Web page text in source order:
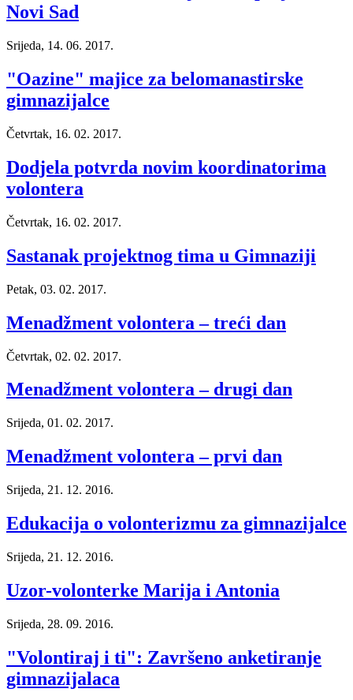
Novi Sad
Srijeda, 14. 06. 2017.
"Oazine" majice za belomanastirske
gimnazijalce
Četvrtak, 16. 02. 2017.
Dodjela potvrda novim koordinatorima
volontera
Četvrtak, 16. 02. 2017.
Sastanak projektnog tima u Gimnaziji
Petak, 03. 02. 2017.
Menadžment volontera – treći dan
Četvrtak, 02. 02. 2017.
Menadžment volontera – drugi dan
Srijeda, 01. 02. 2017.
Menadžment volontera – prvi dan
Srijeda, 21. 12. 2016.
Edukacija o volonterizmu za gimnazijalce
Srijeda, 21. 12. 2016.
Uzor-volonterke Marija i Antonia
Srijeda, 28. 09. 2016.
"Volontiraj i ti": Završeno anketiranje
gimnazijalaca